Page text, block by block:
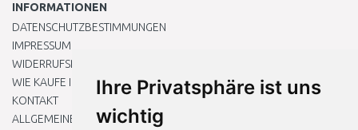
Ihre Privatsphäre ist uns
wichtig
INFORMATIONEN
DATENSCHUTZBESTIMMUNGEN
IMPRESSUM
WIDERRUFSRECHT
WIE KAUFE ICH EIN?
KONTAKT
ALLGEMEINEN GESCHÄFTSBEDINGUNGEN